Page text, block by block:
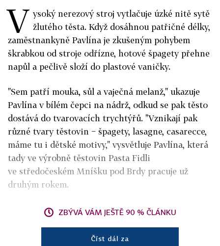
V ysoký nerezový stroj vytlačuje úzké nitě sytě
žlutého těsta. Když dosáhnou patřičné délky,
zaměstnankyně Pavlína je zkušeným pohybem
škrabkou od stroje odřízne, hotové špagety přehne
napůl a pečlivě složí do plastové vaničky.
"Sem patří mouka, sůl a vaječná melanž," ukazuje
Pavlína v bílém čepci na nádrž, odkud se pak těsto
dostává do tvarovacích trychtýřů. "Vznikají pak
různé tvary těstovin − špagety, lasagne, casarecce,
máme tu i dětské motivy," vysvětluje Pavlína, která
tady ve výrobně těstovin Pasta Fidli
ve středočeském Mníšku pod Brdy pracuje už
druhým rokem.
ZBÝVÁ VÁM JEŠTĚ 90 % ČLÁNKU
Číst dál za